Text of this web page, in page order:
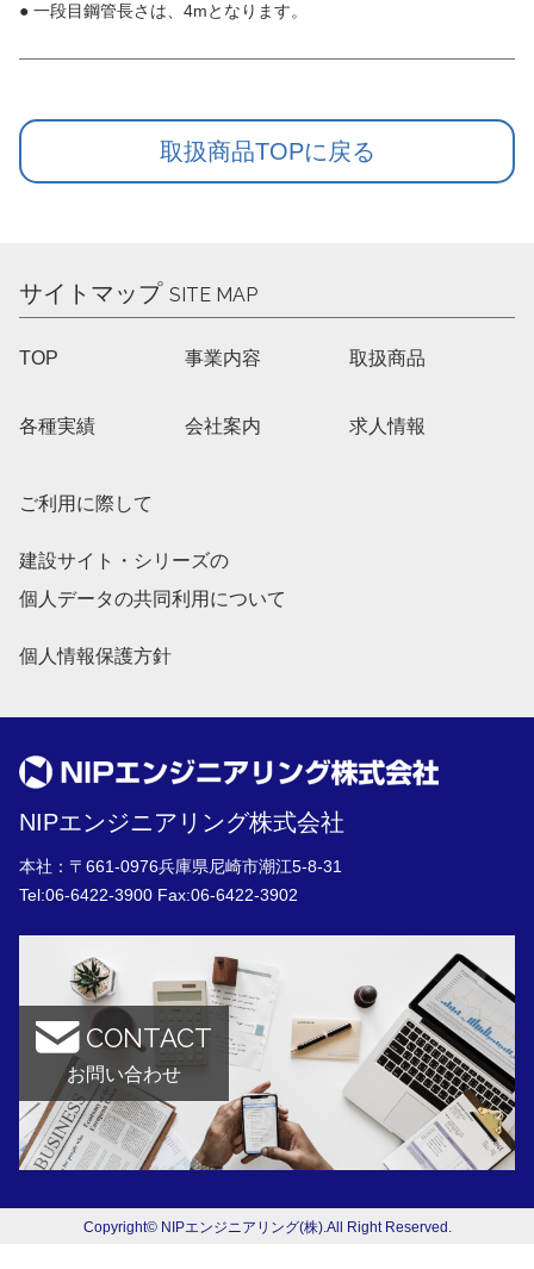
● 一段目鋼管長さは、4mとなります。
取扱商品TOPに戻る
サイトマップ SITE MAP
TOP 事業内容 取扱商品
各種実績 会社案内 求人情報
ご利用に際して
建設サイト・シリーズの
個人データの共同利用について
個人情報保護方針
NIPエンジニアリング株式会社
本社：〒661-0976兵庫県尼崎市潮江5-8-31
Tel:06-6422-3900 Fax:06-6422-3902
CONTACT
お問い合わせ
Copyright© NIPエンジニアリング(株).All Right Reserved.